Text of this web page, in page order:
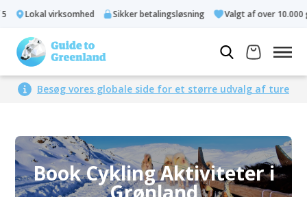
Lokal virksomhed Sikker betalingsløsning Valgt af over 10.000
Besøg vores globale side for et større udvalg af ture
Book Cykling Aktiviteter i